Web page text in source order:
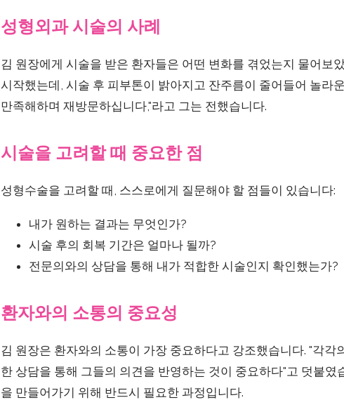
성형외과 시술의 사례
김 원장에게 시술을 받은 환자들은 어떤 변화를 겪었는지 물어보
시작했는데, 시술 후 피부톤이 밝아지고 잔주름이 줄어들어 놀라
만족해하며 재방문하십니다,"라고 그는 전했습니다.
시술을 고려할 때 중요한 점
성형수술을 고려할 때, 스스로에게 질문해야 할 점들이 있습니다:
내가 원하는 결과는 무엇인가?
시술 후의 회복 기간은 얼마나 될까?
전문의와의 상담을 통해 내가 적합한 시술인지 확인했는가?
환자와의 소통의 중요성
김 원장은 환자와의 소통이 가장 중요하다고 강조했습니다. "각
한 상담을 통해 그들의 의견을 반영하는 것이 중요하다"고 덧붙
을 만들어가기 위해 반드시 필요한 과정입니다.